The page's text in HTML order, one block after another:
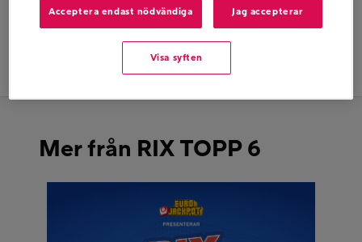
Mer från RIX TOPP 6
Acceptera endast nödvändiga Jag accepterar
Visa syften